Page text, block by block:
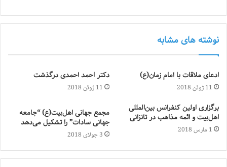
نوشته های مشابه
ادعای ملاقات با امام زمان(ع)
11 ژوئن 2018
دکتر احمد احمدی درگذشت
11 ژوئن 2018
برگزاری اولین کنفرانس بین‌المللی
اهل‌بیت و ائمه مذاهب در تانزانی
1 مارس 2018
مجمع جهانی اهل‌بیت(ع) “جامعه
جهانی سادات” را تشکیل می‌دهد
3 جولای 2018